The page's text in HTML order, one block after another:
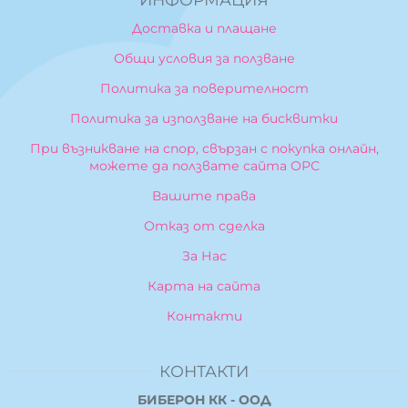
Доставка и плащане
Общи условия за ползване
Политика за поверителност
Политика за използване на бисквитки
При възникване на спор, свързан с покупка онлайн,
можете да ползвате сайта ОРС
Вашите права
Отказ от сделка
За Нас
Карта на сайта
Контакти
КОНТАКТИ
БИБЕРОН КК - ООД